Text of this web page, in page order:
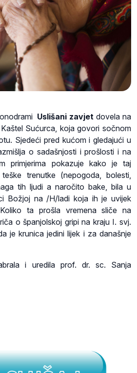
Uslišani zavjetdovela na
Sućurca, koja govori sočnom
Sjedeći pred kućom i gledajući u
o sadašnjosti i prošlosti i na
primjerima pokazuje kako je taj
trenutke (nepogoda, bolesti,
tih ljudi a naročito bake, bila u
Božjoj na /H/ladi koja ih je uvijek
ta prošla vremena sliče na
o španjolskoj gripi na kraju I. svj.
je krunica jedini lijek i za današnje
i uredila prof. dr. sc. Sanja